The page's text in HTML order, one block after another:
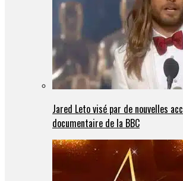
Jared Leto visé par de nouvelles
documentaire de la BBC